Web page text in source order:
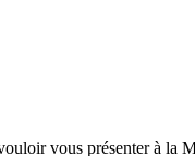
vous présenter à la